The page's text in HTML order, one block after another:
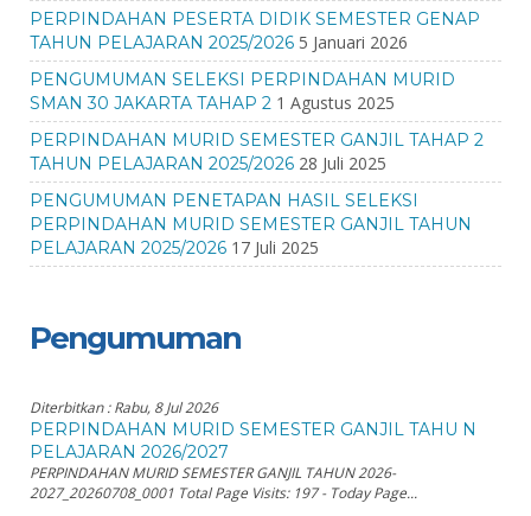
PERPINDAHAN PESERTA DIDIK SEMESTER GENAP
TAHUN PELAJARAN 2025/2026 5 Januari 2026
PENGUMUMAN SELEKSI PERPINDAHAN MURID
SMAN 30 JAKARTA TAHAP 2 1 Agustus 2025
PERPINDAHAN MURID SEMESTER GANJIL TAHAP 2
TAHUN PELAJARAN 2025/2026 28 Juli 2025
PENGUMUMAN PENETAPAN HASIL SELEKSI
PERPINDAHAN MURID SEMESTER GANJIL TAHUN
PELAJARAN 2025/2026 17 Juli 2025
Pengumuman
Diterbitkan :Rabu, 8 Jul 2026
PERPINDAHAN MURID SEMESTER GANJIL TAHU N
PELAJARAN 2026/2027
PERPINDAHAN MURID SEMESTER GANJIL TAHUN 2026-
2027_20260708_0001 Total Page Visits: 197 - Today Page...